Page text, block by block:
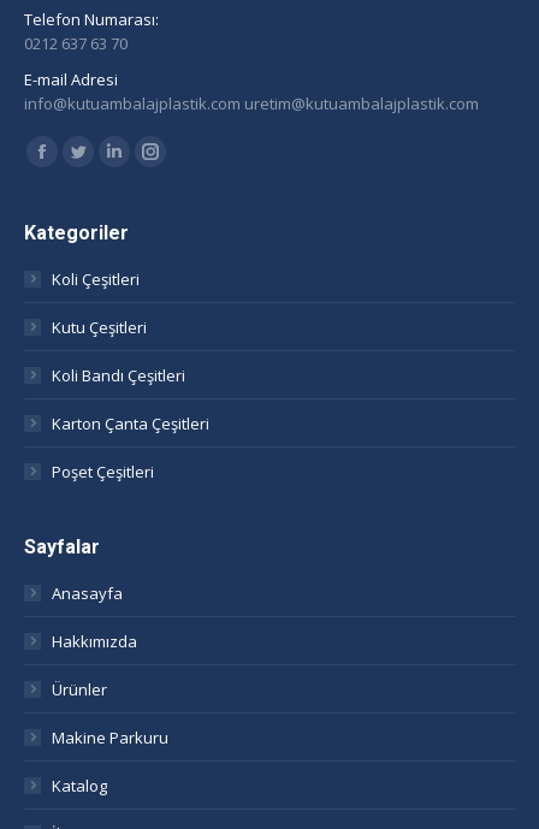
Telefon Numarası:
0212 637 63 70
E-mail Adresi
info@kutuambalajplastik.com uretim@kutuambalajplastik.com
Find us on:
Facebook
opens
new
window
Twitter
opens
new
window
Linkedin
opens
new
window
Instagram
Kategoriler
Koli Çeşitleri
Kutu Çeşitleri
Koli Bandı Çeşitleri
Karton Çanta Çeşitleri
Poşet Çeşitleri
Sayfalar
Anasayfa
Hakkımızda
Ürünler
Makine Parkuru
Katalog